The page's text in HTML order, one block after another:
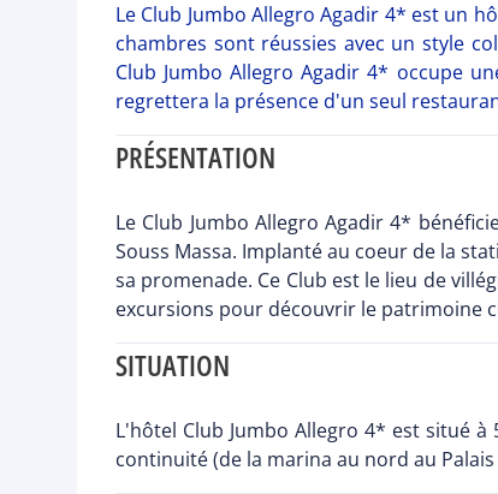
Le Club Jumbo Allegro Agadir 4* est un
chambres sont réussies avec un style
Club Jumbo Allegro Agadir 4* occupe
regrettera la présence d'un seul
PRÉSENTATION
Le Club Jumbo Allegro Agadir 4*
Souss Massa. Implanté au coeur de la
sa promenade. Ce Club est le lieu de
excursions pour découvrir le patrimoine
SITUATION
L'hôtel Club Jumbo Allegro 4* est situé
continuité (de la marina au nord au